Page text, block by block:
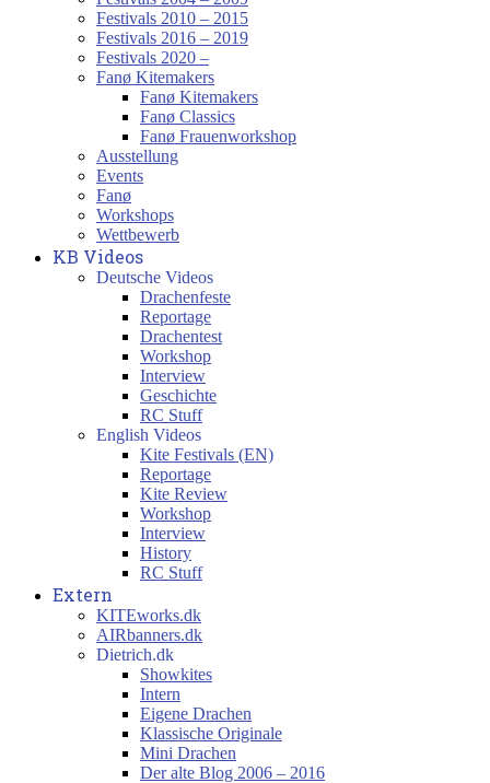
Festivals 2010 – 2015
Festivals 2016 – 2019
Festivals 2020 –
Fanø Kitemakers
Fanø Kitemakers
Fanø Classics
Fanø Frauenworkshop
Ausstellung
Events
Fanø
Workshops
Wettbewerb
KB Videos
Deutsche Videos
Drachenfeste
Reportage
Drachentest
Workshop
Interview
Geschichte
RC Stuff
English Videos
Kite Festivals (EN)
Reportage
Kite Review
Workshop
Interview
History
RC Stuff
Extern
KITEworks.dk
AIRbanners.dk
Dietrich.dk
Showkites
Intern
Eigene Drachen
Klassische Originale
Mini Drachen
Der alte Blog 2006 – 2016